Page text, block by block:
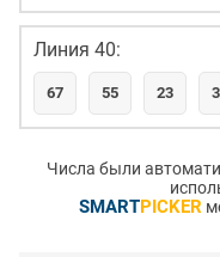
Линия 40:
67 55 23
Числа были
SMARTPICKER